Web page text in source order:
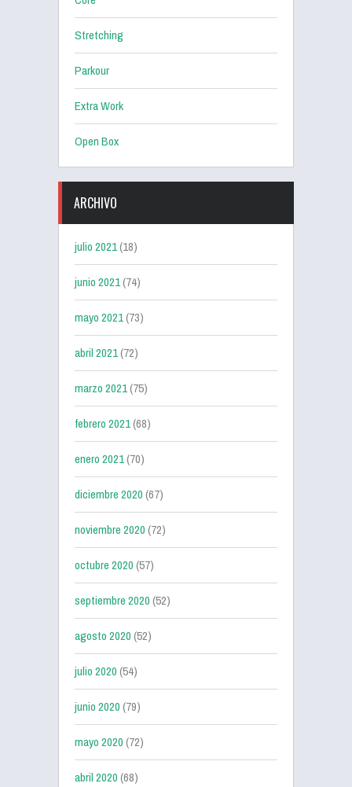
Stretching
Parkour
Extra Work
Open Box
ARCHIVO
julio 2021(18)
junio 2021(74)
mayo 2021(73)
abril 2021(72)
marzo 2021(75)
febrero 2021(68)
enero 2021(70)
diciembre 2020(67)
noviembre 2020(72)
octubre 2020(57)
septiembre 2020(52)
agosto 2020(52)
julio 2020(54)
junio 2020(79)
mayo 2020(72)
abril 2020(68)